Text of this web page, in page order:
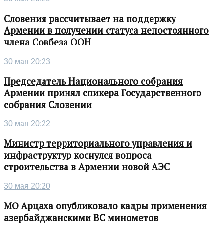
Словения рассчитывает на поддержку
Армении в получении статуса непостоянного
члена Совбеза ООН
30 мая 20:23
Председатель Национального собрания
Армении принял спикера Государственного
собрания Словении
30 мая 20:22
Министр территориального управления и
инфраструктур коснулся вопроса
строительства в Армении новой АЭС
30 мая 20:20
МО Арцаха опубликовало кадры применения
азербайджанскими ВС минометов